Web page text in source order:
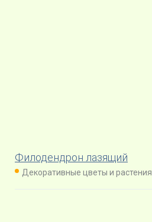
Филодендрон лазящий
Декоративные цветы и растения